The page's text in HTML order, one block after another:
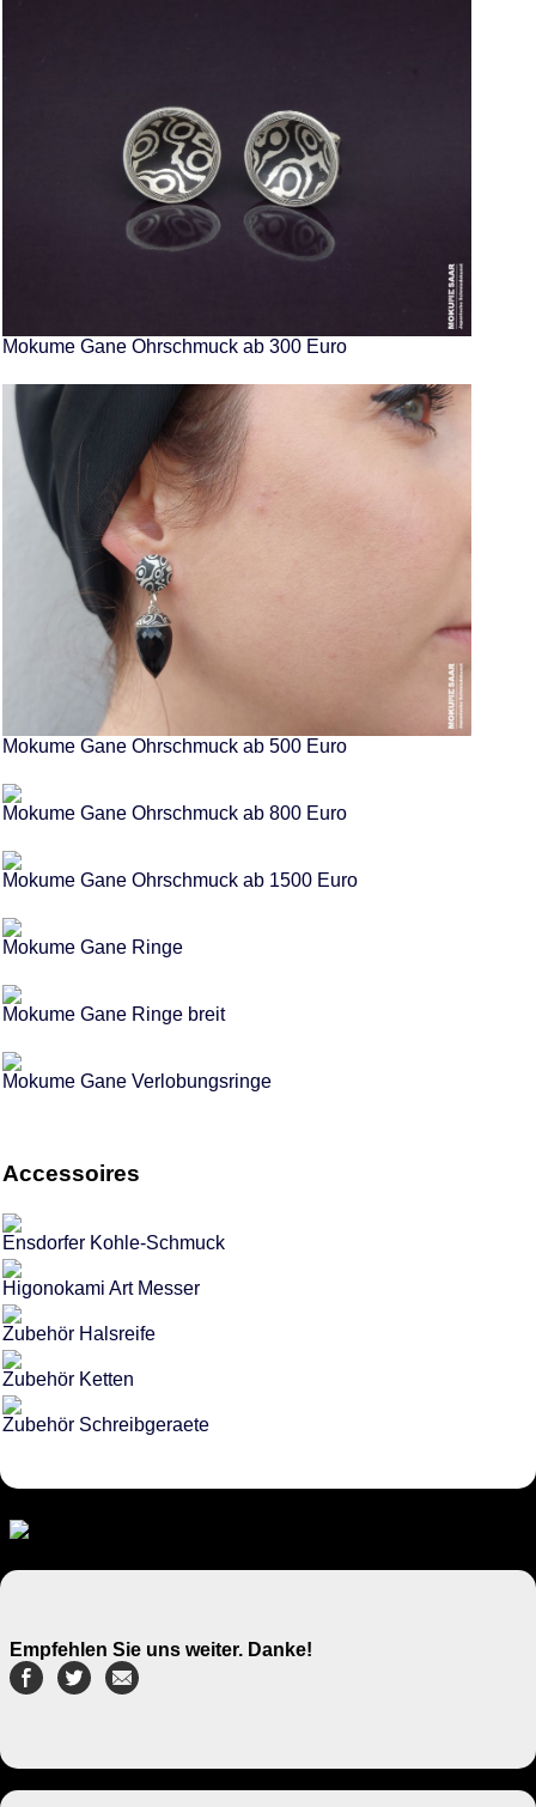
Mokume Gane Ohrschmuck ab 300 Euro
Mokume Gane Ohrschmuck ab 500 Euro
Mokume Gane Ohrschmuck ab 800 Euro
Mokume Gane Ohrschmuck ab 1500 Euro
Mokume Gane Ringe
Mokume Gane Ringe breit
Mokume Gane Verlobungsringe
Accessoires
Ensdorfer Kohle-Schmuck
Higonokami Art Messer
Zubehör Halsreife
Zubehör Ketten
Zubehör Schreibgeraete
Empfehlen Sie uns weiter. Danke!